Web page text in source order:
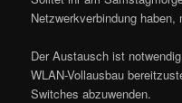
Netzwerkverbindung
Der Austausch ist
WLAN-Vollausbau
Switches abzuwenden.